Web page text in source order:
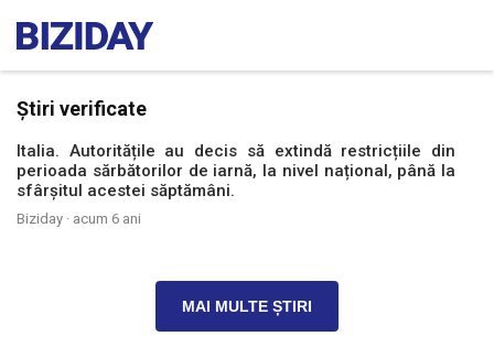
Știri verificate
Italia. Autoritățile au decis să extindă restricțiile din
perioada sărbătorilor de iarnă, la nivel național, până la
sfârșitul acestei săptămâni.
Biziday · acum 6 ani
MAI MULTE ȘTIRI